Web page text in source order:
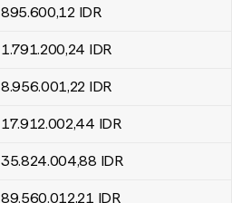
895.600,12 IDR
1.791.200,24 IDR
8.956.001,22 IDR
17.912.002,44 IDR
35.824.004,88 IDR
89.560.012,21 IDR